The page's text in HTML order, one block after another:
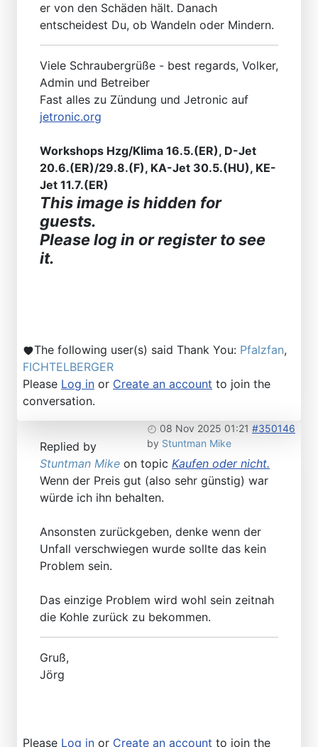
er von den Schäden hält. Danach
entscheidest Du, ob Wandeln oder Mindern.
Viele Schraubergrüße - best regards, Volker,
Admin und Betreiber
Fast alles zu Zündung und Jetronic auf
jetronic.org
Workshops Hzg/Klima 16.5.(ER), D-Jet
20.6.(ER)/29.8.(F), KA-Jet 30.5.(HU), KE-
Jet 11.7.(ER)
This image is hidden for
guests.
Please log in or register to see
it.
The following user(s) said Thank You: Pfalzfan,
FICHTELBERGER
Please Log in or Create an account to join the
conversation.
08 Nov 2025 01:21 #350146
by Stuntman Mike
Replied by
Stuntman Mike on topic Kaufen oder nicht.
Wenn der Preis gut (also sehr günstig) war
würde ich ihn behalten.
Ansonsten zurückgeben, denke wenn der
Unfall verschwiegen wurde sollte das kein
Problem sein.
Das einzige Problem wird wohl sein zeitnah
die Kohle zurück zu bekommen.
Gruß,
Jörg
Please Log in or Create an account to join the